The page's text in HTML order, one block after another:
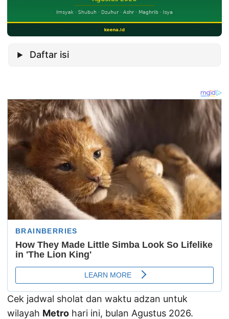
Daftar isi
Cek jadwal sholat dan waktu adzan untuk
wilayah Metro hari ini, bulan Agustus 2026.